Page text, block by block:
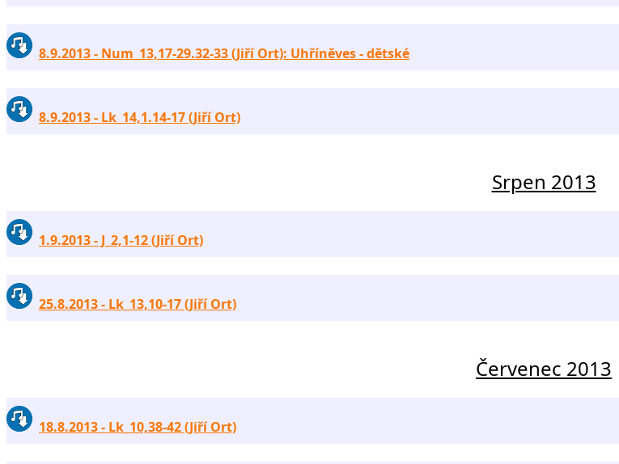
8.9.2013 - Num_13,17-29.32-33 (Jiří Ort): Uhříněves - dětské
8.9.2013 - Lk_14,1.14-17 (Jiří Ort)
Srpen 2013
1.9.2013 - J_2,1-12 (Jiří Ort)
25.8.2013 - Lk_13,10-17 (Jiří Ort)
Červenec 2013
18.8.2013 - Lk_10,38-42 (Jiří Ort)